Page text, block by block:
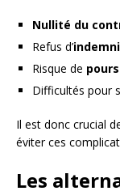
Nullité du
Refus d’
Risque de
Difficultés pour
Il est donc crucial
éviter ces
Les